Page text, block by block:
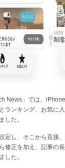
News」では、
ランキング、お気に
した。
定し、そこから直接
修正を加え、記事の
した。